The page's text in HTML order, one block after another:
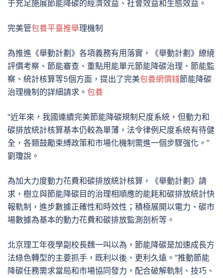
于充足施展節能降碳的經濟效益、社會效益和生態效益。
完美管包養平臺推舉理機制
為推進《舉動計劃》各項義務有用落實，《舉動計劃》繚繞
評價考察、節能審查、重點用能單元節能降碳治理、節能監
察、統計核算等5個方面，提出了完美包養網價錢節能降碳
治理機制的詳細請求。 包養
“近年來，我國連續完美節能降碳規制尺度系統，但動力和
碳排放統計核算基本仍較為單薄，法令律例尺度系統有待健
全，各類鼓勵束縛政策和市場化機制需進一個步驟強化。”
劉瓊說。
為加大力度動力花費和碳排放統計核算，《舉動計劃》請
求，樹立與節能降碳目的治理相順應的能耗和碳排放統計快
報軌制，進步數據正確性和時效性；積極展開以電力、碳市
場數據為基本的動力花費和碳排放監測剖析等。
北京理工年夜學副校長魏一叫以為，節能降碳是加速成長方
法綠色轉型的主要抓手，既利以後、更利久遠。“推動節能
降碳任務需求當局和市場協同發力，配合破解軌制、技巧、